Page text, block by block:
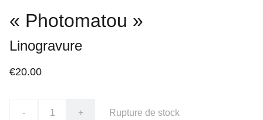
« Photomatou »
Linogravure
€20.00
- + Rupture de stock